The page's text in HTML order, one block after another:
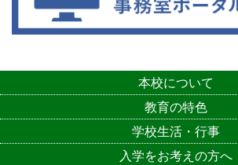
本校について
教育の特色
学校生活・行事
入学をお考えの方へ